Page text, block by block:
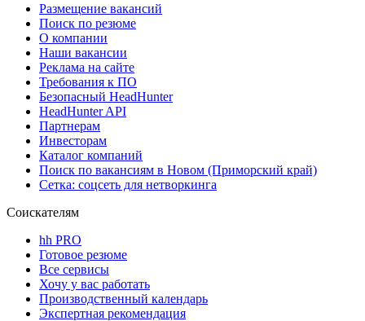
Размещение вакансий
Поиск по резюме
О компании
Наши вакансии
Реклама на сайте
Требования к ПО
Безопасный HeadHunter
HeadHunter API
Партнерам
Инвесторам
Каталог компаний
Поиск по вакансиям в Новом (Приморский край)
Сетка: соцсеть для нетворкинга
Соискателям
hh PRO
Готовое резюме
Все сервисы
Хочу у вас работать
Производственный календарь
Экспертная рекомендация